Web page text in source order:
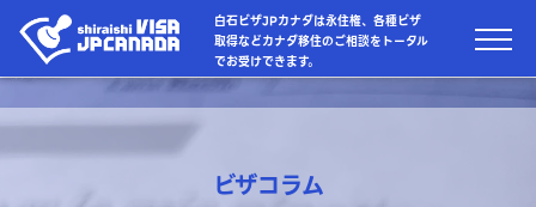
白石ビザJPカナダは永住権、各種ビザ
取得などカナダ移住のご相談をトータル
でお受けできます。
ビザコラム